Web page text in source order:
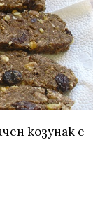
козунак е